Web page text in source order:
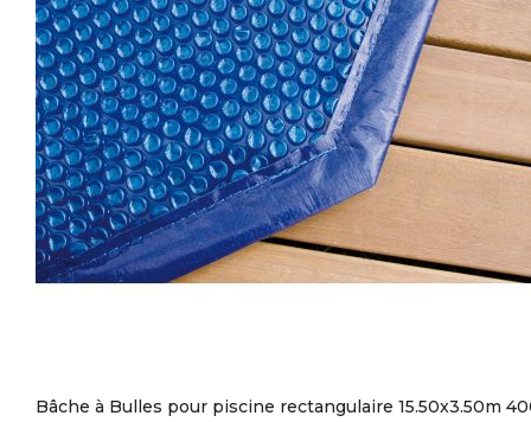
Bâche à Bulles pour piscine rectangulaire 15.50x3.50m